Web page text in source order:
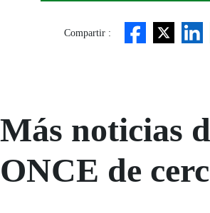
Compartir :
Más noticias
ONCE de